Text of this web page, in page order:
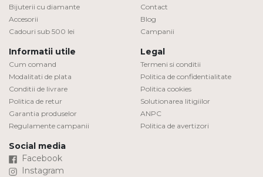
Bijuterii cu diamante
Accesorii
Cadouri sub 500 lei
Contact
Blog
Campanii
Informatii utile
Cum comand
Modalitati de plata
Conditii de livrare
Politica de retur
Garantia produselor
Regulamente campanii
Legal
Termeni si conditii
Politica de confidentialitate
Politica cookies
Solutionarea litigiilor
ANPC
Politica de avertizori
Social media
Facebook
Instagram